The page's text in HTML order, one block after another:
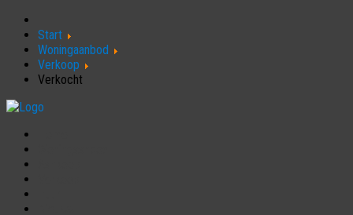
Start
Woningaanbod
Verkoop
Verkocht